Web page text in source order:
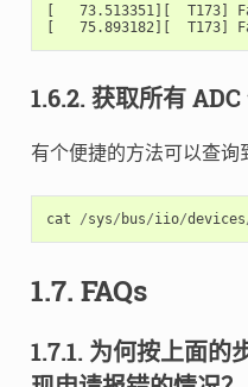
[   73.513351][  T173]
1.6.2. 获取所有 ADC
有个便捷的方法可以查询
cat /sys/ bus/iio/devices
1.7. FAQs
1.7.1. 为何按上面的